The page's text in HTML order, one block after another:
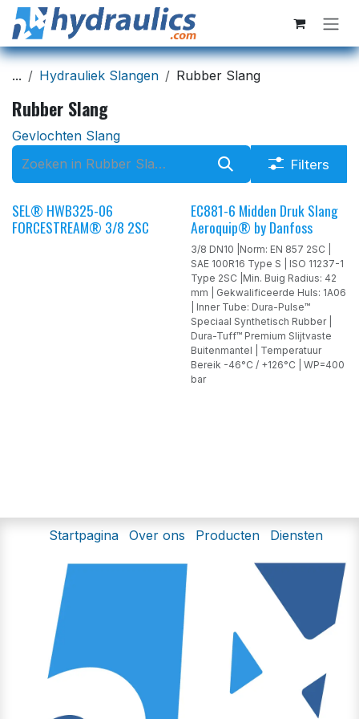
Overslaan naar inhoud
... Hydrauliek Slangen Rubber Slang
Rubber Slang
Gevlochten Slang
Filters
SEL® HWB325-06
FORCESTREAM® 3/8 2SC
EC881-6 Midden Druk Slang
Aeroquip® by Danfoss
3/8 DN10 |Norm: EN 857 2SC |
SAE 100R16 Type S | ISO 11237-1
Type 2SC |Min. Buig Radius: 42
mm | Gekwalificeerde Huls: 1A06
| Inner Tube: Dura-Pulse™
Speciaal Synthetisch Rubber |
Dura-Tuff™ Premium Slijtvaste
Buitenmantel | Temperatuur
Bereik -46°C / +126°C | WP=400
bar
Startpagina Over ons Producten Diensten